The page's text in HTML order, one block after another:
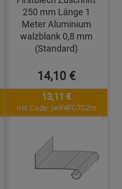
250 mm Länge 1
Meter Aluminium
walzblank 0,8 mm
(Standard)
14,10 €
13,11 €
mit Code: jwY4FC7G2m